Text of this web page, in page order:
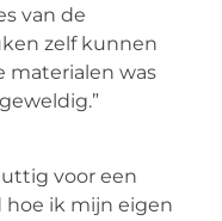
van de
zelf kunnen
materialen was
voor een
hoe ik mijn eigen